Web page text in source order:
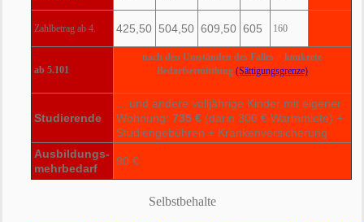
Zahlbetrag ab 4. 425,50 504,50 609,50 605 160
ab 5.101
nach den Umständen des Falles = konkrete
Bedarfsermittlung (Sättigungsgrenze)
Studierende
... und andere volljährige Kinder mit eigener
Wohnung:735 € (darin 300 € Warmmiete) +
Studiengebühren + Krankenversicherung
Ausbildungs-
mehrbedarf
90 €
Selbstbehalte